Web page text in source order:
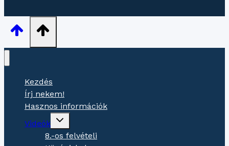
Kezdés
Írj nekem!
Hasznos információk
Videók
Gyermekmenü
8.-os felvételi